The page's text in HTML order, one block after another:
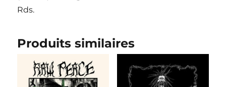
Rds.
Produits similaires